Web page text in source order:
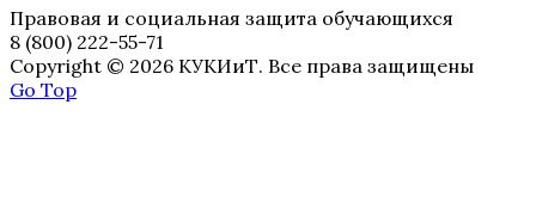
Правовая и социальная защита обучающихся
8 (800) 222-55-71
Copyright © 2026 КУКИиТ. Все права защищены
Go Top